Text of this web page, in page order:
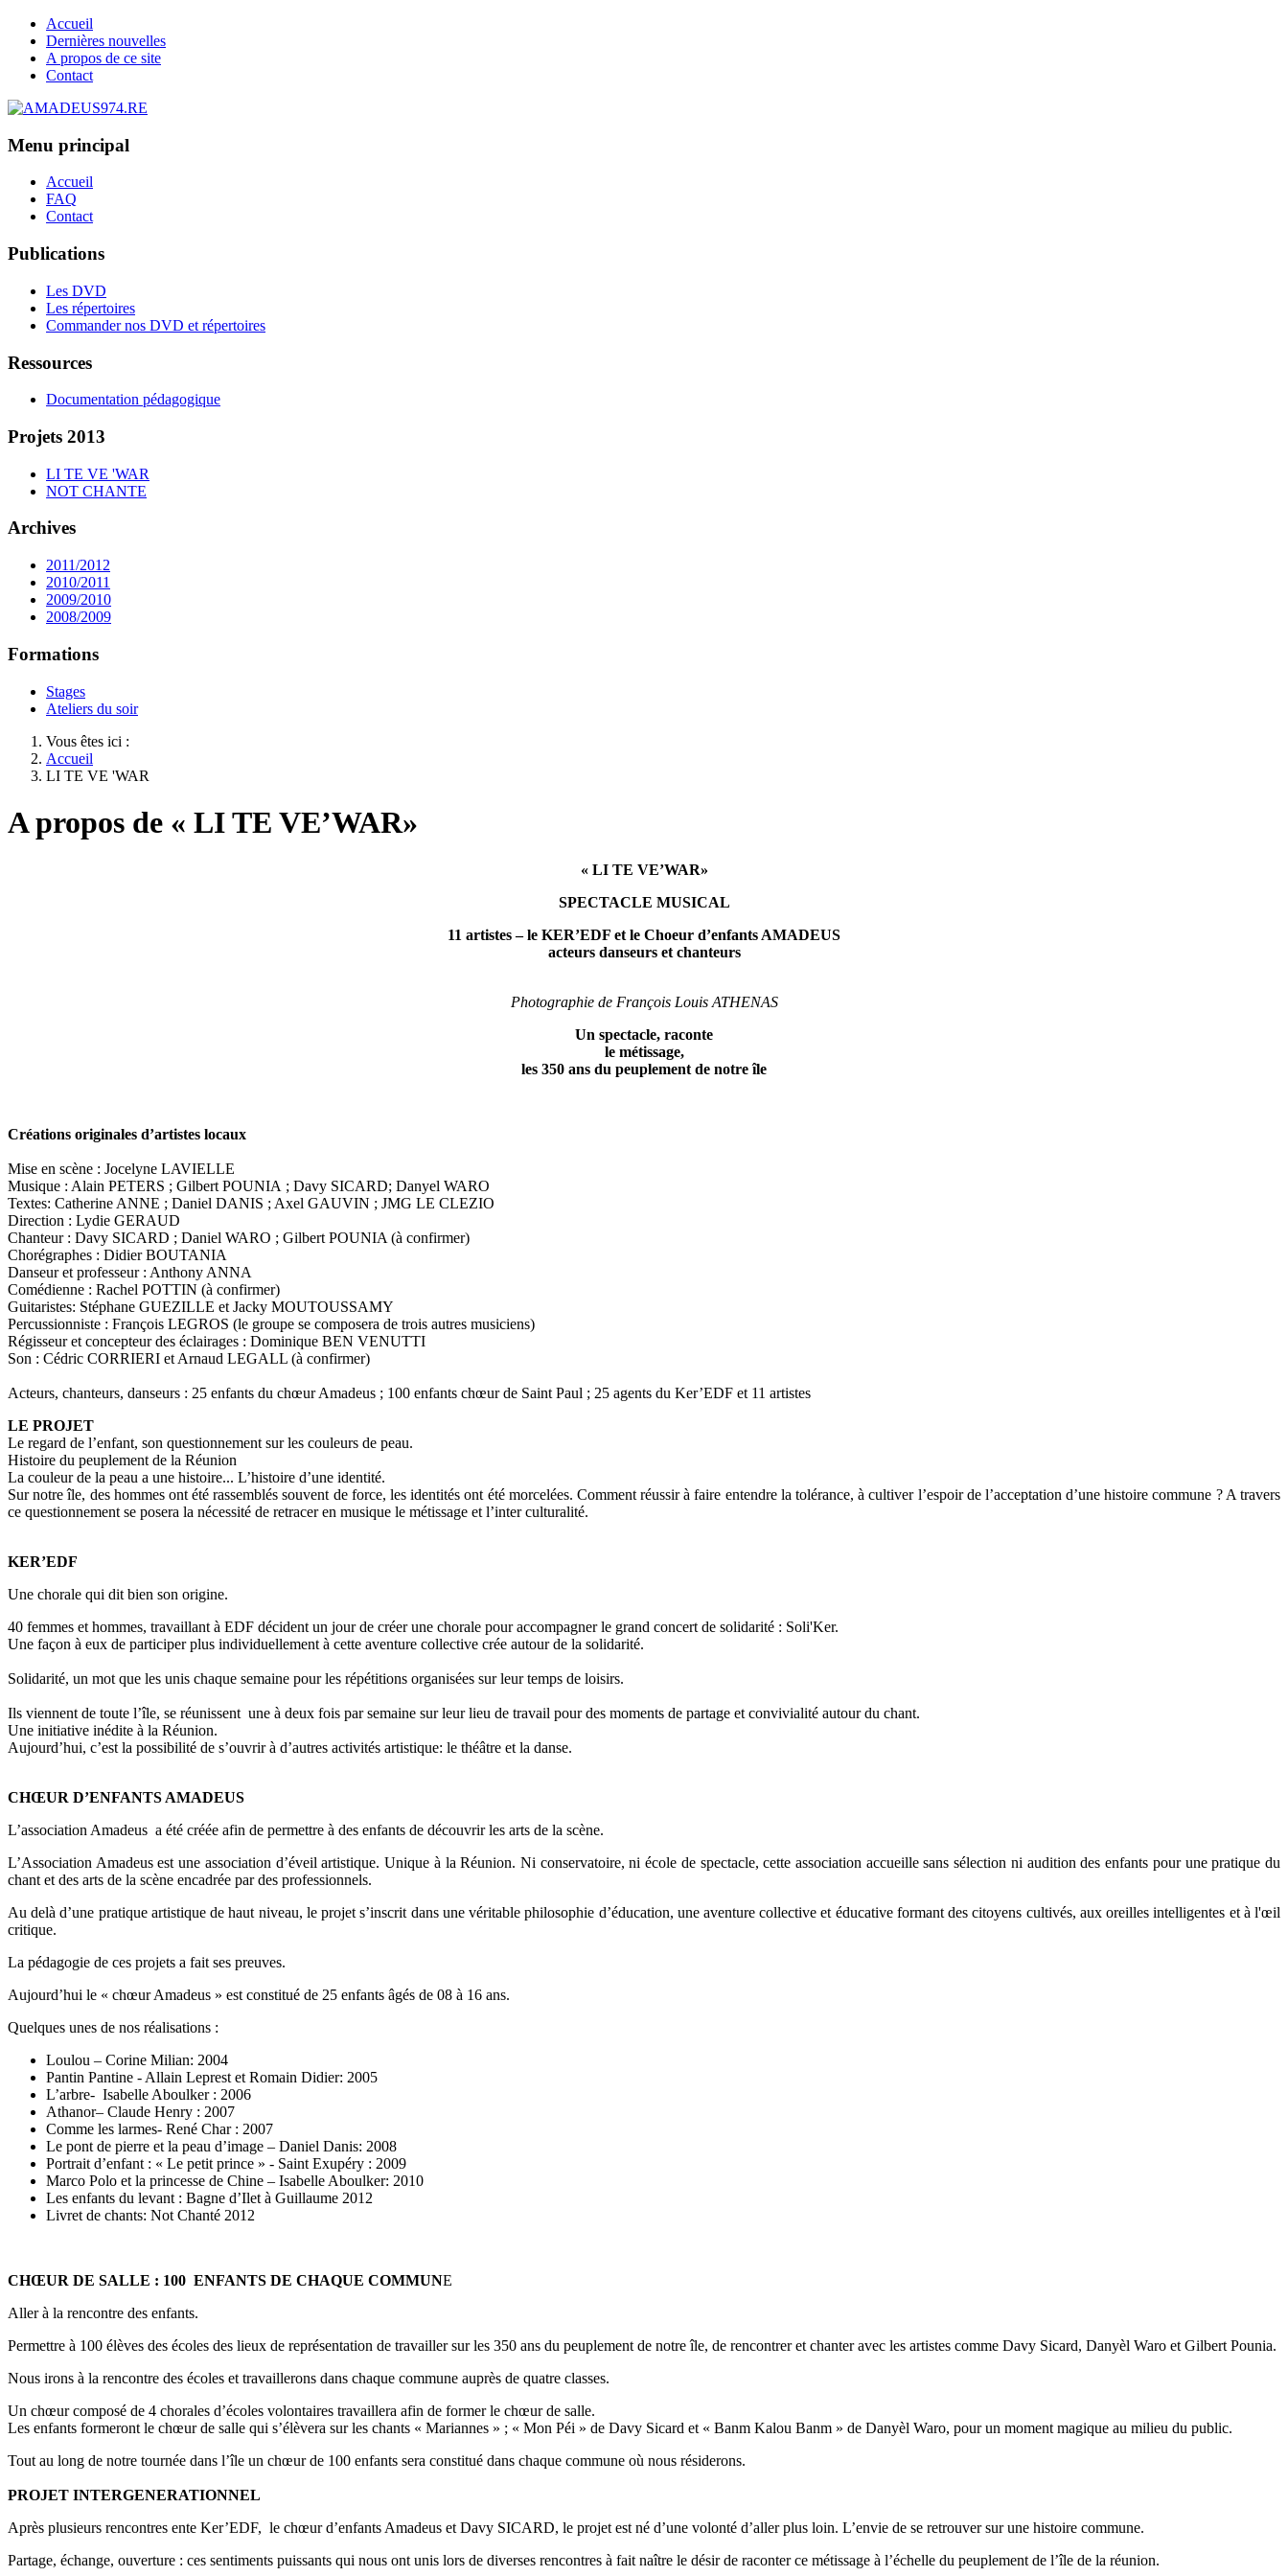
Accueil
Dernières nouvelles
A propos de ce site
Contact
Menu principal
Accueil
FAQ
Contact
Publications
Les DVD
Les répertoires
Commander nos DVD et répertoires
Ressources
Documentation pédagogique
Projets 2013
LI TE VE 'WAR
NOT CHANTE
Archives
2011/2012
2010/2011
2009/2010
2008/2009
Formations
Stages
Ateliers du soir
Vous êtes ici :
Accueil
LI TE VE 'WAR
A propos de « LI TE VE’WAR»
« LI TE VE’WAR»
SPECTACLE MUSICAL
11 artistes – le KER’EDF et le Choeur d’enfants AMADEUS
acteurs danseurs et chanteurs
Photographie de François Louis ATHENAS
Un spectacle, raconte
le métissage,
les 350 ans du peuplement de notre île
Créations originales d’artistes locaux
Mise en scène : Jocelyne LAVIELLE
Musique : Alain PETERS ; Gilbert POUNIA ; Davy SICARD; Danyel WARO
Textes: Catherine ANNE ; Daniel DANIS ; Axel GAUVIN ; JMG LE CLEZIO
Direction : Lydie GERAUD
Chanteur : Davy SICARD ; Daniel WARO ; Gilbert POUNIA (à confirmer)
Chorégraphes : Didier BOUTANIA
Danseur et professeur : Anthony ANNA
Comédienne : Rachel POTTIN (à confirmer)
Guitaristes: Stéphane GUEZILLE et Jacky MOUTOUSSAMY
Percussionniste : François LEGROS (le groupe se composera de trois autres musiciens)
Régisseur et concepteur des éclairages : Dominique BEN VENUTTI
Son : Cédric CORRIERI et Arnaud LEGALL (à confirmer)
Acteurs, chanteurs, danseurs : 25 enfants du chœur Amadeus ; 100 enfants chœur de Saint Paul ; 25 agents du Ker’EDF et 11 artistes
LE PROJET
Le regard de l’enfant, son questionnement sur les couleurs de peau.
Histoire du peuplement de la Réunion
La couleur de la peau a une histoire... L’histoire d’une identité.
Sur notre île, des hommes ont été rassemblés souvent de force, les identités ont été morcelées. Comment réussir à faire entendre la tolérance, à cultiver l’espoir de l’acceptation d’une histoire commune ? A travers
ce questionnement se posera la nécessité de retracer en musique le métissage et l’inter culturalité.
KER’EDF
Une chorale qui dit bien son origine.
40 femmes et hommes, travaillant à EDF décident un jour de créer une chorale pour accompagner le grand concert de solidarité : Soli'Ker.
Une façon à eux de participer plus individuellement à cette aventure collective crée autour de la solidarité.
Solidarité, un mot que les unis chaque semaine pour les répétitions organisées sur leur temps de loisirs.
Ils viennent de toute l’île, se réunissent une à deux fois par semaine sur leur lieu de travail pour des moments de partage et convivialité autour du chant.
Une initiative inédite à la Réunion.
Aujourd’hui, c’est la possibilité de s’ouvrir à d’autres activités artistique: le théâtre et la danse.
CHŒUR D’ENFANTS AMADEUS
L’association Amadeus a été créée afin de permettre à des enfants de découvrir les arts de la scène.
L’Association Amadeus est une association d’éveil artistique. Unique à la Réunion. Ni conservatoire, ni école de spectacle, cette association accueille sans sélection ni audition des enfants pour une pratique du
chant et des arts de la scène encadrée par des professionnels.
Au delà d’une pratique artistique de haut niveau, le projet s’inscrit dans une véritable philosophie d’éducation, une aventure collective et éducative formant des citoyens cultivés, aux oreilles intelligentes et à l'œil
critique.
La pédagogie de ces projets a fait ses preuves.
Aujourd’hui le « chœur Amadeus » est constitué de 25 enfants âgés de 08 à 16 ans.
Quelques unes de nos réalisations :
Loulou – Corine Milian: 2004
Pantin Pantine - Allain Leprest et Romain Didier: 2005
L’arbre- Isabelle Aboulker : 2006
Athanor– Claude Henry : 2007
Comme les larmes- René Char : 2007
Le pont de pierre et la peau d’image – Daniel Danis: 2008
Portrait d’enfant : « Le petit prince » - Saint Exupéry : 2009
Marco Polo et la princesse de Chine – Isabelle Aboulker: 2010
Les enfants du levant : Bagne d’Ilet à Guillaume 2012
Livret de chants: Not Chanté 2012
CHŒUR DE SALLE : 100 ENFANTS DE CHAQUE COMMUNE
Aller à la rencontre des enfants.
Permettre à 100 élèves des écoles des lieux de représentation de travailler sur les 350 ans du peuplement de notre île, de rencontrer et chanter avec les artistes comme Davy Sicard, Danyèl Waro et Gilbert Pounia.
Nous irons à la rencontre des écoles et travaillerons dans chaque commune auprès de quatre classes.
Un chœur composé de 4 chorales d’écoles volontaires travaillera afin de former le chœur de salle.
Les enfants formeront le chœur de salle qui s’élèvera sur les chants « Mariannes » ; « Mon Péi » de Davy Sicard et « Banm Kalou Banm » de Danyèl Waro, pour un moment magique au milieu du public.
Tout au long de notre tournée dans l’île un chœur de 100 enfants sera constitué dans chaque commune où nous résiderons.
PROJET INTERGENERATIONNEL
Après plusieurs rencontres ente Ker’EDF, le chœur d’enfants Amadeus et Davy SICARD, le projet est né d’une volonté d’aller plus loin. L’envie de se retrouver sur une histoire commune.
Partage, échange, ouverture : ces sentiments puissants qui nous ont unis lors de diverses rencontres à fait naître le désir de raconter ce métissage à l’échelle du peuplement de l’île de la réunion.